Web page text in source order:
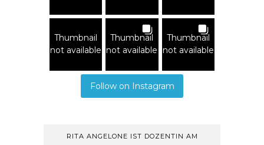
Thumbnail
not available
Thumbnail
not available
Thumbnail
not available
Follow on Instagram
RITA ANGELONE IST DOZENTIN AM